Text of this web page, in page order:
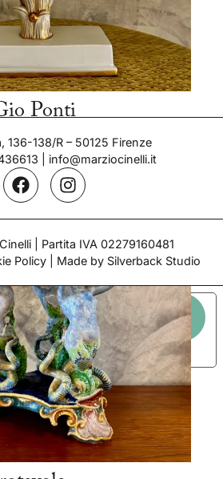
Ponti
136-138/R – 50125 Firenze
info@marziocinelli.it
| Partita IVA 02279160481
Policy| Made by Silverback Studio
RELATIVE ALLA PRIVACY